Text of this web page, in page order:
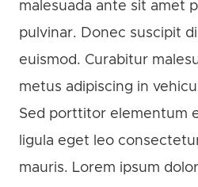
malesuada ante sit amet
pulvinar. Donec suscipit
euismod. Curabitur
metus adipiscing in
Sed porttitor elementum
ligula eget leo
mauris. Lorem ipsum